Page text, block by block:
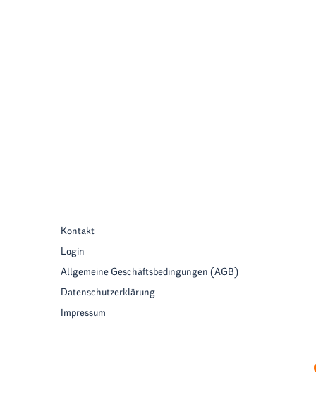
Kontakt
Login
Allgemeine Geschäftsbedingungen (AGB)
Datenschutzerklärung
Impressum